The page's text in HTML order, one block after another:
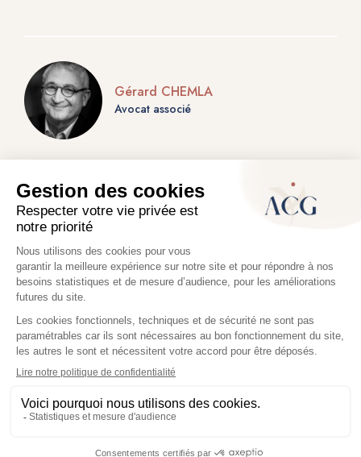
Gérard CHEMLA
Avocat associé
Pauline MANESSE-CHEMLA
Avocat associé